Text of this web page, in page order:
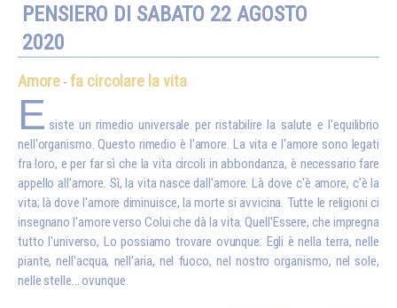
PENSIERO DI SABATO 22 AGOSTO
2020
Amore - fa circolare la vita
E siste un rimedio universale per ristabilire la salute e l'equilibrio
nell'organismo. Questo rimedio è l'amore. La vita e l'amore sono legati
fra loro, e per far sì che la vita circoli in abbondanza, è necessario fare
appello all'amore. Sì, la vita nasce dall'amore. Là dove c'è amore, c'è la
vita; là dove l'amore diminuisce, la morte si avvicina. Tutte le religioni ci
insegnano l'amore verso Colui che dà la vita. Quell'Essere, che impregna
tutto l'universo, Lo possiamo trovare ovunque: Egli è nella terra, nelle
piante, nell'acqua, nell'aria, nel fuoco, nel nostro organismo, nel sole,
nelle stelle... ovunque.